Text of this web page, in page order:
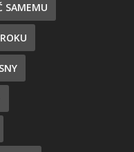
SAMEMU